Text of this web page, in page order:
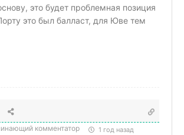
это будет проблемная позиция
это был балласт, для Юве тем
комментатор 1 год назад